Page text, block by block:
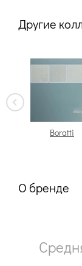
Другие
Boratti
О бренде